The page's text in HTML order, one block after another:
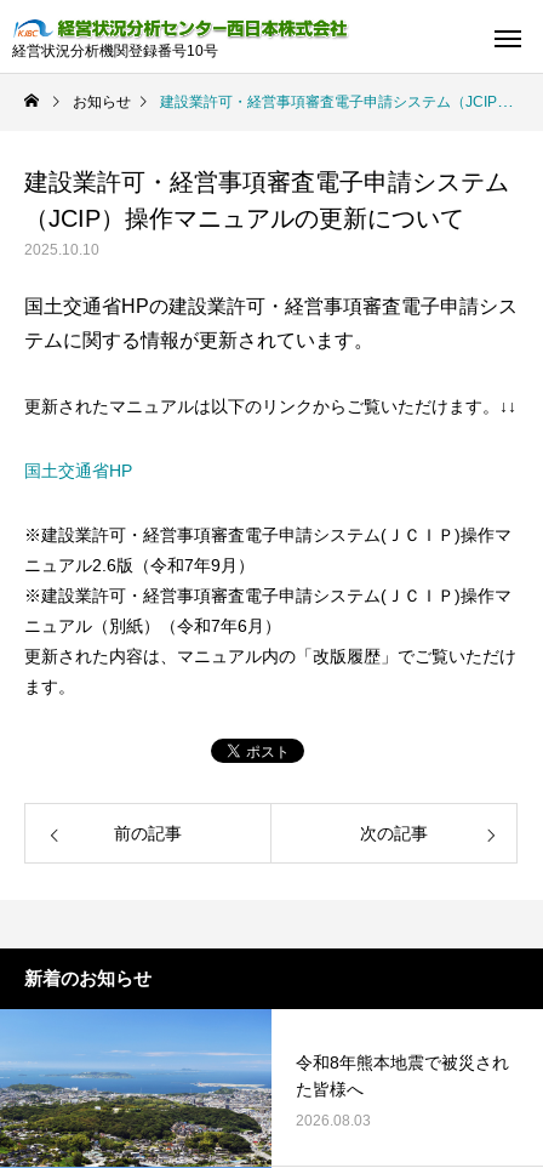
経営状況分析機関登録番号10号
お知らせ 建設業許可・経営事項審査電子申請システム（JCIP）操作マニュアルの更新について
建設業許可・経営事項審査電子申請システム
（JCIP）操作マニュアルの更新について
2025.10.10
国土交通省HPの建設業許可・経営事項審査電子申請シス
テムに関する情報が更新されています。
更新されたマニュアルは以下のリンクからご覧いただけます。↓↓
国土交通省HP
※建設業許可・経営事項審査電子申請システム(ＪＣＩＰ)操作マ
ニュアル2.6版（令和7年9月）
※建設業許可・経営事項審査電子申請システム(ＪＣＩＰ)操作マ
ニュアル（別紙）（令和7年6月）
更新された内容は、マニュアル内の「改版履歴」でご覧いただけ
ます。
前の記事 次の記事
新着のお知らせ
令和8年熊本地震で被災され
た皆様へ
2026.08.03